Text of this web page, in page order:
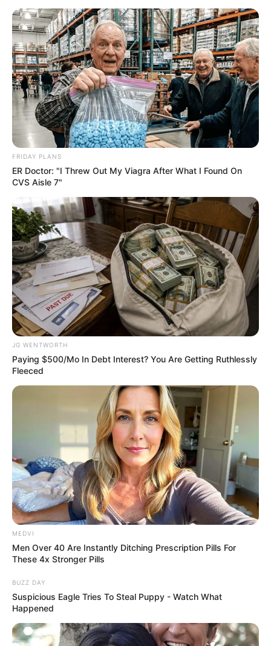
ตำแหน่งใจกลางบ้านถือเป็นหัวใจของบ้าน หากเปรียบบ้าน
เป็นร่างกายมนุษย์ อวัยวะที่ถือว่าสำคัญที่สุดของร่างกาย
คนเราก็คือหัวใจ หัวใจจะทำงานได้เป็นปกติและแข็งแรง สิ่ง
สำคัญที่สุดคือหลอดเลือดต้องไม่อุดตัน เลือดไหลเวียนได้
สะดวก ฉะนั้นถ้าให้ดีตำแหน่งศูนย์กลางของบ้านควรมี
อากาศปลอดโปร่ง ถ่ายเทสะดวก มีแสงสว่างส่องถึงอย่าง
เหมาะสม อีกทั้งยังต้องมีเส้นทางการเคลื่อนตัวของ
พลังงานที่ราบรื่น ไม่ติดขัด เช่นนี้ผู้อยู่อาศัยจึงจะรู้สึก
สบาย ปลอดภัย และมั่นคง
เนื่องจาก ห้องครัวเป็นสถานที่สำหรับประกอบอาหาร มี
การจุดไฟหุงต้มและเกิดไฟลุกโพลงอยู่เสมอ การมี
ห้อง
ครัวอยู่กลางบ้าน นอกจากจะทำความสะอาดคราบน้ำมัน
ได้ยากแล้ว พลังธาตุไฟจากห้องครัวก็เปรียบเสมือน ไฟ
เผาหัวใจ ของบ้าน ถือเป็นลักษณะที่ไม่ดีอย่างหนึ่ง
ห้องครัวถือเป็นคลังสมบัติของบ้าน ถ้ายังเป็นตำแหน่ง
สุขภาพของคนในครอบครัวอีกด้วย ตำแหน่งที่ดีที่สุดควรอยู่
ในจุดที่มีอากาศถ่ายเทสะดวกและมิดชิด ห้ามเลือก
ตำแหน่งศูนย์กลางของบ้านเป็นกันขาด
ดูดวง ห้องครัว ฮวงจุ้ย ฮวงจุ้ยห้องครัว
ฮวงจุ้ยห้องครัวห้ามอยู่กลางบ้าน
ABOUT THE AUTHOR
เนื้อหาที่ได้รับการโปรโมต
FRIDAY PLANS
ER Doctor: "I Threw Out My Viagra After What I Found On
CVS Aisle 7"
JG WENTWORTH
Paying $500/Mo In Debt Interest? You Are Getting Ruthlessly
Fleeced
MEDVI
Men Over 40 Are Instantly Ditching Prescription Pills For
These 4x Stronger Pills
BUZZ DAY
Suspicious Eagle Tries To Steal Puppy - Watch What
Happened